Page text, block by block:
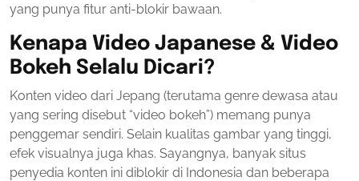
yang punya fitur anti-blokir bawaan.
Kenapa Video Japanese & Video
Bokeh Selalu Dicari?
Konten video dari Jepang (terutama genre dewasa atau
yang sering disebut “video bokeh”) memang punya
penggemar sendiri. Selain kualitas gambar yang tinggi,
efek visualnya juga khas. Sayangnya, banyak situs
penyedia konten ini diblokir di Indonesia dan beberapa